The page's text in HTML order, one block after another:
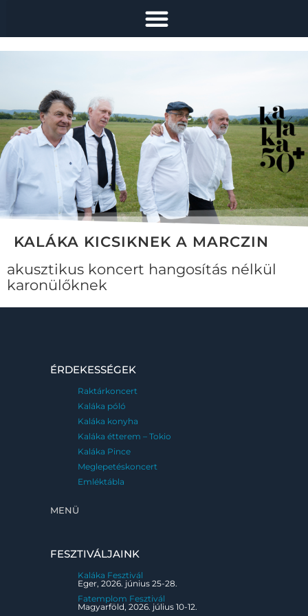
KALÁKA KICSIKNEK A MARCZIN
akusztikus koncert hangosítás nélkül
karonülőknek
ÉRDEKESSÉGEK
Raktárkoncert
Kaláka póló
Kaláka konyha
Kaláka étterem – Tokio
Kaláka Pince
Meglepetéskoncert
Emléktábla
MENÜ
FESZTIVÁLJAINK
Kaláka Fesztivál
Eger, 2026. június 25-28.
Fatemplom Fesztivál
Magyarföld, 2026. július 10-12.